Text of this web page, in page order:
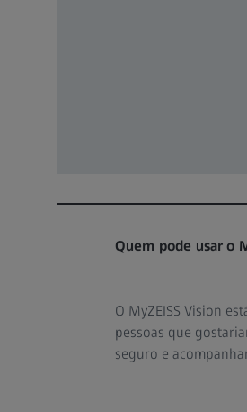
Quem pode usar o
O MyZEISS Vision
pessoas que
seguro e